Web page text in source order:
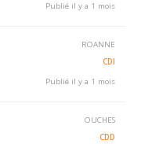
Publié il y a 1 mois
ROANNE
CDI
Publié il y a 1 mois
OUCHES
CDD